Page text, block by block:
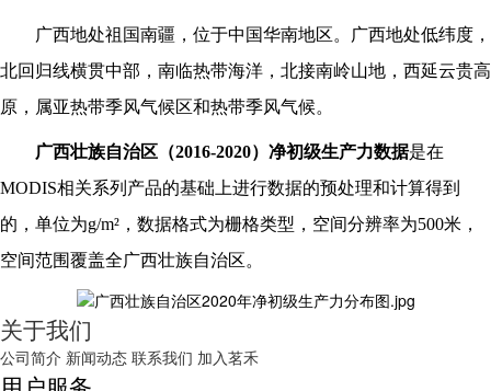
广西地处祖国南疆，位于中国华南地区。广西地处低纬度，
北回归线横贯中部，南临热带海洋，北接南岭山地，西延云贵高
原，属亚热带季风气候区和热带季风气候。
广西壮族自治区 （2016-2020）净初级生产力数据是在
MODIS相关系列产品的基础上进行数据的预处理和计算得到
的，单位为g/m²，数据格式为栅格类型，空间分辨率为500米，
空间范围覆盖全广西壮族自治区。
关于我们
公司简介 新闻动态 联系我们 加入茗禾